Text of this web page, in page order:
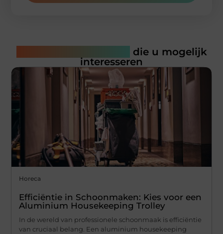
die u mogelijk
interesseren
Horeca
Efficiëntie in Schoonmaken: Kies voor een
Aluminium Housekeeping Trolley
In de wereld van professionele schoonmaak is efficiëntie
van cruciaal belang. Een aluminium housekeeping